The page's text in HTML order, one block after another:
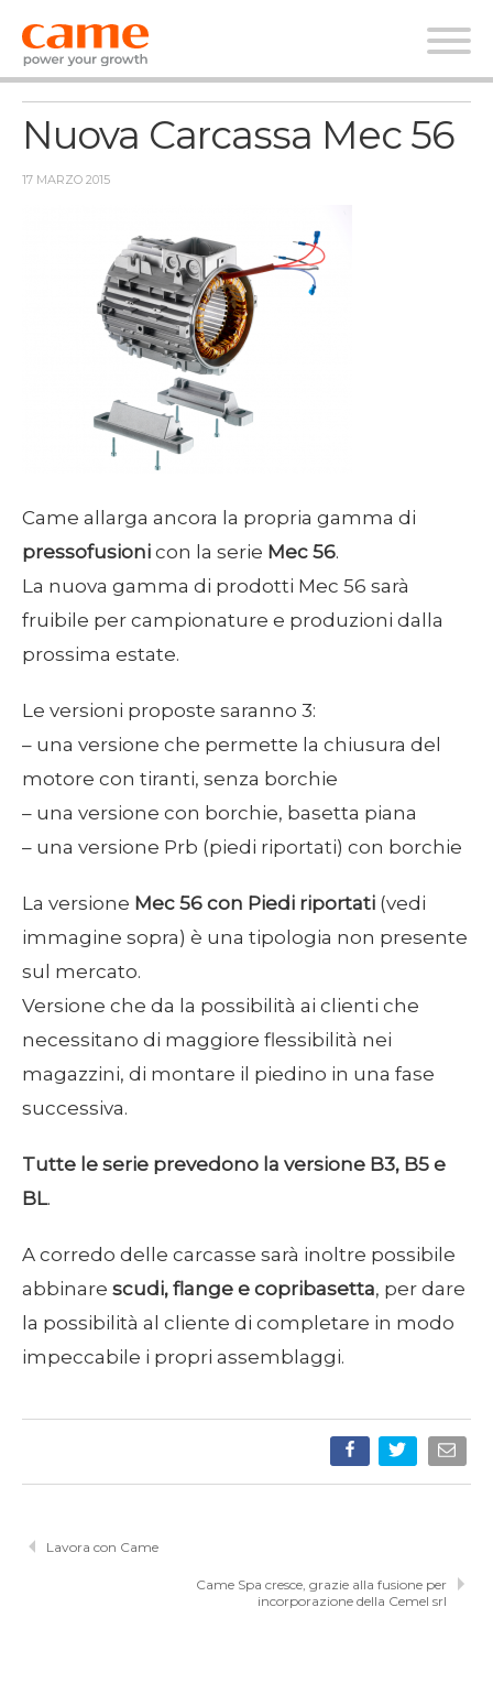
News
Nuova Carcassa Mec 56
17 MARZO 2015
Came allarga ancora la propria gamma di
pressofusioni con la serie Mec 56.
La nuova gamma di prodotti Mec 56 sarà
fruibile per campionature e produzioni dalla
prossima estate.
Le versioni proposte saranno 3:
– una versione che permette la chiusura del
motore con tiranti, senza borchie
– una versione con borchie, basetta piana
– una versione Prb (piedi riportati) con borchie
La versione Mec 56 con Piedi riportati (vedi
immagine sopra) è una tipologia non presente
sul mercato.
Versione che da la possibilità ai clienti che
necessitano di maggiore flessibilità nei
magazzini, di montare il piedino in una fase
successiva.
Tutte le serie prevedono la versione B3, B5 e
BL.
A corredo delle carcasse sarà inoltre possibile
abbinare scudi, flange e copribasetta, per dare
la possibilità al cliente di completare in modo
impeccabile i propri assemblaggi.
Lavora con Came
Came Spa cresce, grazie alla fusione per
incorporazione della Cemel srl